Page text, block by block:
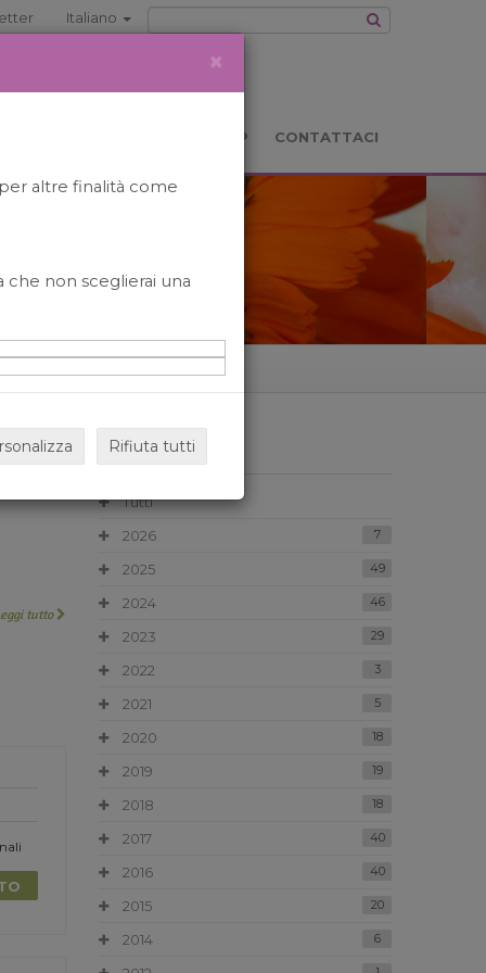
Italiano
BOOKSHOP CONTATTACI
tutto
ARCHIVIO
Tutti
2026
7
2025 49
2024 46
2023 29
2022 3
2021 5
2020 18
2019 19
2018 18
2017 40
2016 40
2015 20
2014 6
×
altre finalità come
che non sceglierai una
Rifiuta tutti